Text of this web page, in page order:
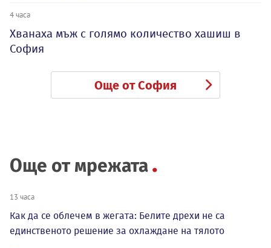
4 часа
Хванаха мъж с голямо количество хашиш в
София
Още от София
Още от мрежата
13 часа
Как да се облечем в жегата: Белите дрехи не са
единственото решение за охлаждане на тялото